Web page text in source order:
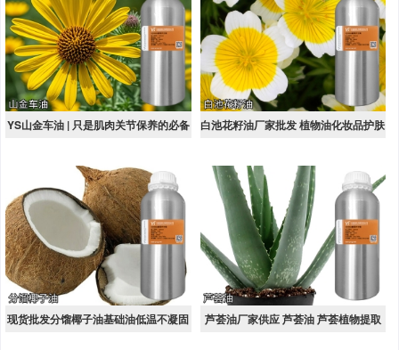
YS山金车油 | 只是肌肉关节保养的必备
白池花籽油厂家批发 植物油化妆品护肤
现货批发分馏椰子油基础油低温不凝固
芦荟油厂家供应 芦荟油 芦荟植物提取